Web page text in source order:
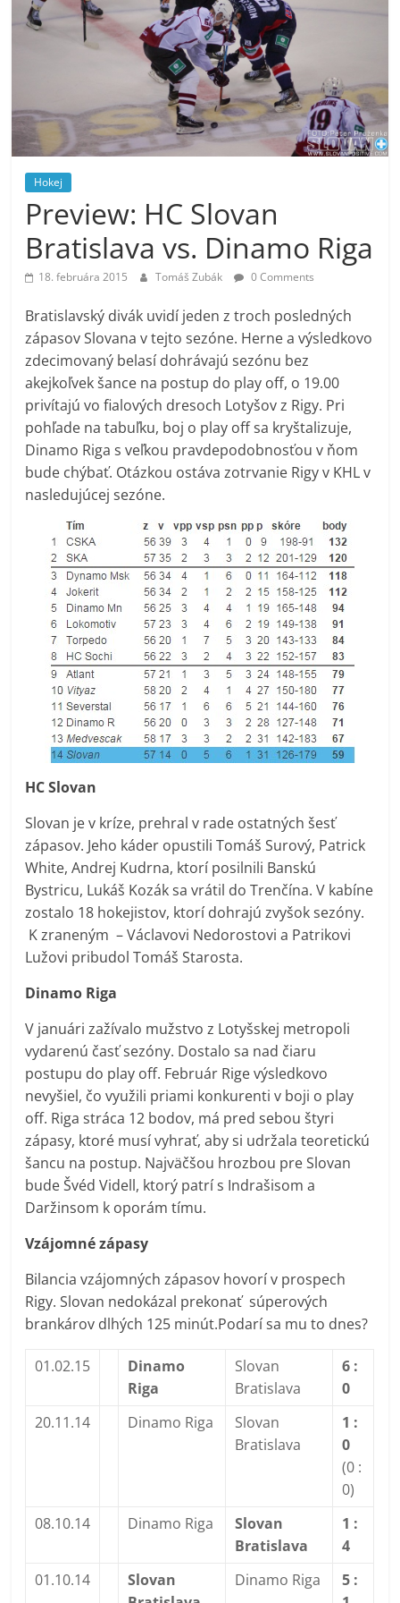
Hokej
Preview: HC Slovan
Bratislava vs. Dinamo Riga
18. februára 2015 Tomáš Zubák 0 Comments
Bratislavský divák uvidí jeden z troch posledných
zápasov Slovana v tejto sezóne. Herne a výsledkovo
zdecimovaný belasí dohrávajú sezónu bez
akejkoľvek šance na postup do play off, o 19.00
privítajú vo fialových dresoch Lotyšov z Rigy. Pri
pohľade na tabuľku, boj o play off sa kryštalizuje,
Dinamo Riga s veľkou pravdepodobnosťou v ňom
bude chýbať. Otázkou ostáva zotrvanie Rigy v KHL v
nasledujúcej sezóne.
HC Slovan
Slovan je v kríze, prehral v rade ostatných šesť
zápasov. Jeho káder opustili Tomáš Surový, Patrick
White, Andrej Kudrna, ktorí posilnili Banskú
Bystricu, Lukáš Kozák sa vrátil do Trenčína. V kabíne
zostalo 18 hokejistov, ktorí dohrajú zvyšok sezóny.
K zraneným – Václavovi Nedorostovi a Patrikovi
Lužovi pribudol Tomáš Starosta.
Dinamo Riga
V januári zažívalo mužstvo z Lotyšskej metropoli
vydarenú časť sezóny. Dostalo sa nad čiaru
postupu do play off. Február Rige výsledkovo
nevyšiel, čo využili priami konkurenti v boji o play
off. Riga stráca 12 bodov, má pred sebou štyri
zápasy, ktoré musí vyhrať, aby si udržala teoretickú
šancu na postup. Najväčšou hrozbou pre Slovan
bude Švéd Videll, ktorý patrí s Indrašisom a
Daržinsom k oporám tímu.
Vzájomné zápasy
Bilancia vzájomných zápasov hovorí v prospech
Rigy. Slovan nedokázal prekonať súperových
brankárov dlhých 125 minút.Podarí sa mu to dnes?
01.02.15
Dinamo
Riga
Slovan
Bratislava
6 :
0
20.11.14
Dinamo Riga
Slovan
Bratislava
1 :
0
(0 :
0)
08.10.14
Dinamo Riga
Slovan
Bratislava
1 :
4
01.10.14
Slovan
Dinamo Riga
5 :